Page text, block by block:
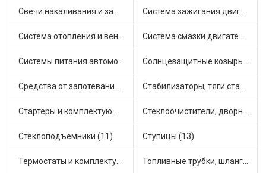
Свечи накаливания и зажигания (22) Система зажигания двигателя (5)
Система отопления и вентиляции (8) Система смазки двигателя (8)
Системы питания автомобиля (15) Солнцезащитные козырьки для салона автомобиля (1)
Средства от запотевания и размораживатели стекла (1) Стабилизаторы, тяги стабилизатора, стойки стабилиз (5)
Стартеры и комплектующие (27) Стеклоочистители, дворники (2)
Стеклоподъемники (11) Ступицы (13)
Термостаты и комплектующие системы охлаждения (50) Топливные трубки, шланги, магистрали и рампы (4)